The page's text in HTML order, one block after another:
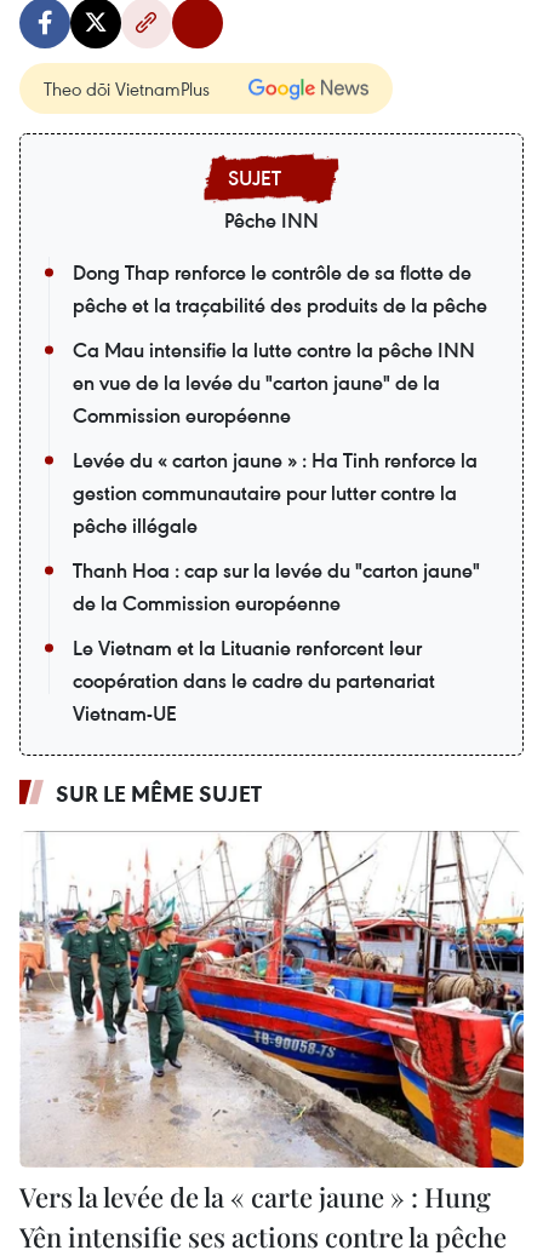
Theo dõi VietnamPlus
Pêche INN
Dong Thap renforce le contrôle de sa flotte de
pêche et la traçabilité des produits de la pêche
Ca Mau intensifie la lutte contre la pêche INN
en vue de la levée du "carton jaune" de la
Commission européenne
Levée du « carton jaune » : Ha Tinh renforce la
gestion communautaire pour lutter contre la
pêche illégale
Thanh Hoa : cap sur la levée du "carton jaune"
de la Commission européenne
Le Vietnam et la Lituanie renforcent leur
coopération dans le cadre du partenariat
Vietnam-UE
SUR LE MÊME SUJET
Vers la levée de la « carte jaune » : Hung
Yên intensifie ses actions contre la pêche